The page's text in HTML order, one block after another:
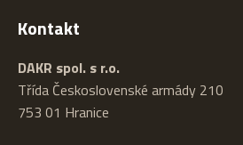
Kontakt
DAKR spol. s r.o.
Třída Československé armády 210
753 01 Hranice